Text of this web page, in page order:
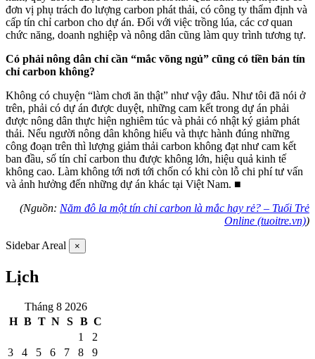
đơn vị phụ trách đo lượng carbon phát thải, có công ty thẩm định và
cấp tín chỉ carbon cho dự án. Đối với việc trồng lúa, các cơ quan
chức năng, doanh nghiệp và nông dân cũng làm quy trình tương tự.
Có phải nông dân chỉ cần “mắc võng ngủ” cũng có tiền bán tín
chỉ carbon không?
Không có chuyện “làm chơi ăn thật” như vậy đâu. Như tôi đã nói ở
trên, phải có dự án được duyệt, những cam kết trong dự án phải
được nông dân thực hiện nghiêm túc và phải có nhật ký giảm phát
thải. Nếu người nông dân không hiểu và thực hành đúng những
công đoạn trên thì lượng giảm thải carbon không đạt như cam kết
ban đầu, số tín chỉ carbon thu được không lớn, hiệu quả kinh tế
không cao. Làm không tới nơi tới chốn có khi còn lỗ chi phí tư vấn
và ảnh hưởng đến những dự án khác tại Việt Nam. ■
(Nguồn: Năm đô la một tín chỉ carbon là mắc hay rẻ? – Tuổi Trẻ
Online (tuoitre.vn))
Sidebar Areal ×
Lịch
Tháng 8 2026
H B T N S B C
1
2
3
4 5 6 7 8
9